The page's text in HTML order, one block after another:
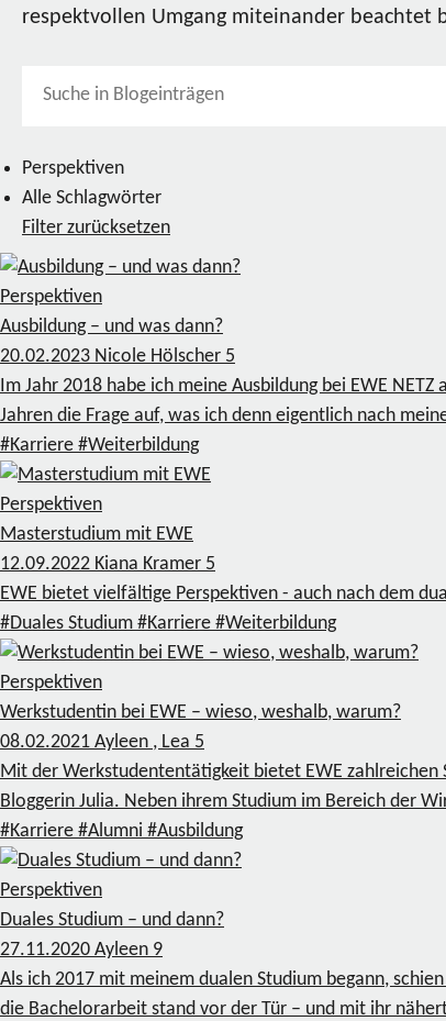
respektvollen Umgang miteinander beachtet
Perspektiven
Alle Schlagwörter
Filter zurücksetzen
Perspektiven
Ausbildung – und was dann?
20.02.2023 Nicole Hölscher 5
Im Jahr 2018 habe ich meine Ausbildung bei EWE
Jahren die Frage auf, was ich denn eigentlich nach
#Karriere #Weiterbildung
Perspektiven
Masterstudium mit EWE
12.09.2022 Kiana Kramer 5
EWE bietet vielfältige Perspektiven - auch nach dem
#Duales Studium #Karriere #Weiterbildung
Perspektiven
Werkstudentin bei EWE – wieso, weshalb, warum?
08.02.2021 Ayleen , Lea 5
Mit der Werkstudententätigkeit bietet EWE zahlreichen
Bloggerin Julia. Neben ihrem Studium im Bereich der
#Karriere #Alumni #Ausbildung
Perspektiven
Duales Studium – und dann?
27.11.2020 Ayleen 9
Als ich 2017 mit meinem dualen Studium begann,
die Bachelorarbeit stand vor der Tür – und mit ihr